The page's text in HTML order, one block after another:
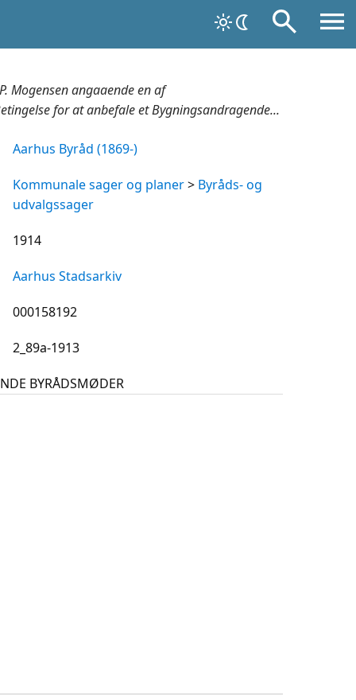
Mogensen angaaende en af
for at anbefale et Bygningsandragende...
Aarhus Byråd (1869-)
Kommunale sager og planer> Byråds- og
udvalgssager
1914
Aarhus Stadsarkiv
000158192
2_89a-1913
BYRÅDSMØDER